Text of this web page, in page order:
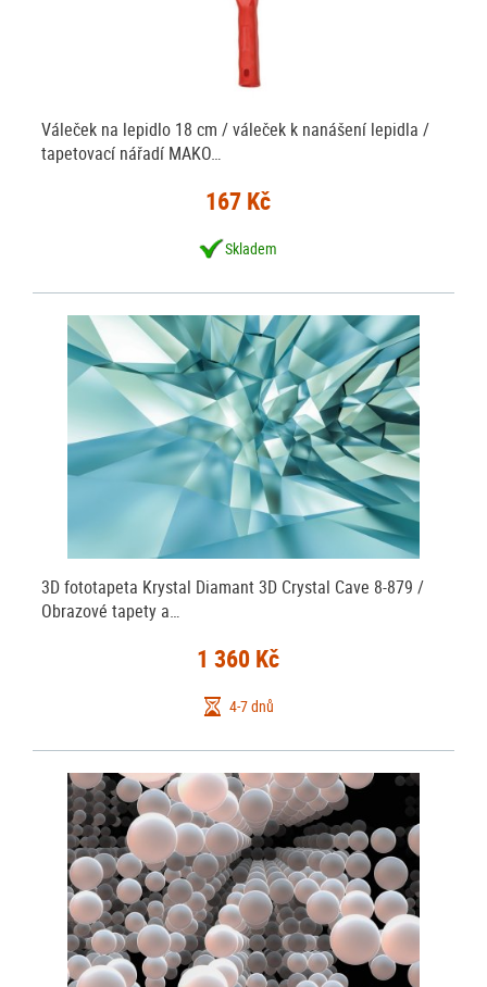
Váleček na lepidlo 18 cm / váleček k nanášení lepidla /
tapetovací nářadí MAKO…
167 Kč
Skladem
3D fototapeta Krystal Diamant 3D Crystal Cave 8-879 /
Obrazové tapety a…
1 360 Kč
4-7 dnů